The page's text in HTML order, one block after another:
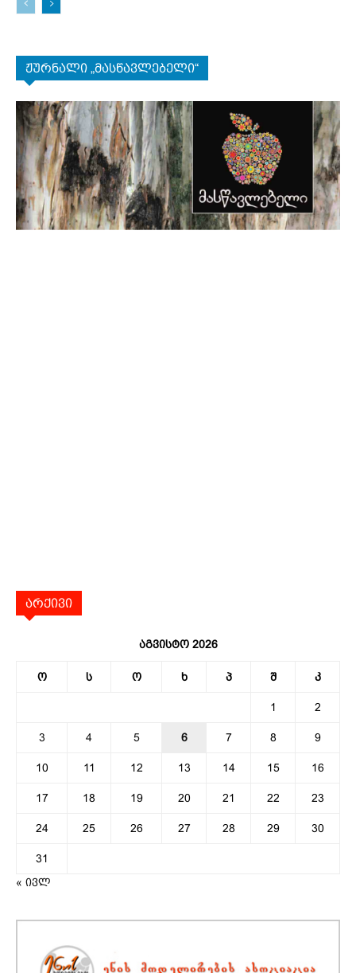
ჟურნალი „მასწავლებელი“
არქივი
აგვისტო 2026
ო ს ო ხ პ შ კ
1 2
3 4 5 6 7 8 9
10 11 12 13 14 15 16
17 18 19 20 21 22 23
24 25 26 27 28 29 30
31
« ივლ